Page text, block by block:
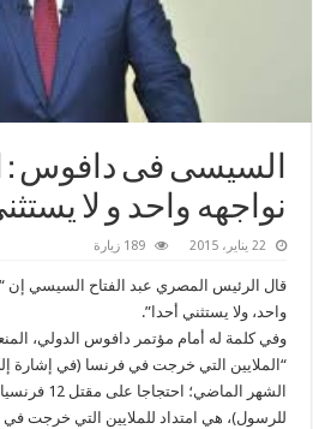
‏السيسى‬ فى دافوس :
نواجهه واحد و لا
22 يناير، 2015 189 زيارة
قال الرئيس المصري عبد الفتاح السيسي إن
واحد، ولا يستثني أحدا”.
وفي كلمة له أمام مؤتمر دافوس الدولي،
“الملايين التي خرجت في فرنسا (في إشارة
الشهر
للرسول)، هي امتداد للملايين التي خرجت